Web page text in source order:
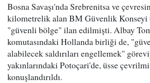
Bosna Savaşı'nda Srebrenitsa ve
kilometrelik alan BM Güvenlik Konseyi
"güvenli bölge" ilan edilmişti. Albay
komutasındaki Hollanda birliği de,
alabilecek saldırıları engellemek"
yakınlarındaki Potoçari'de, üsse
konuşlandırıldı.